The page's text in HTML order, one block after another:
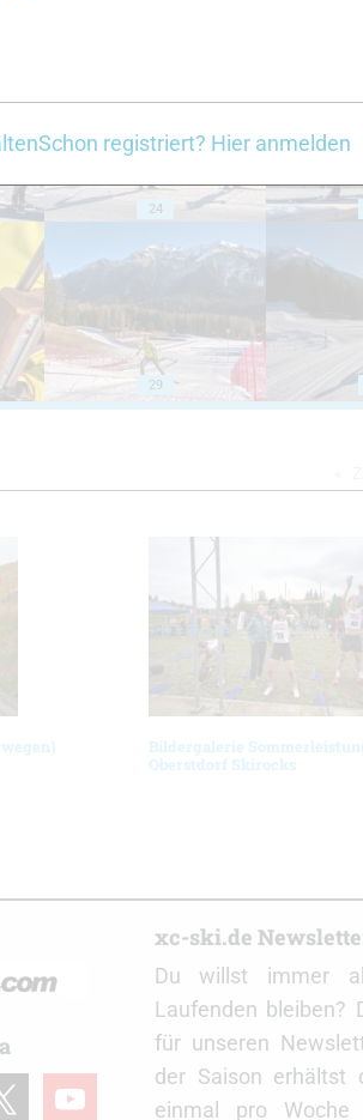
24
29
Bildergalerie
Oberstdorf Skirocks
youtube
xc-ski.de
Du willst immer
Laufenden bleiben?
für unseren
der Saison erhältst
einmal pro Woche
Schon registriert? Hier anmelden